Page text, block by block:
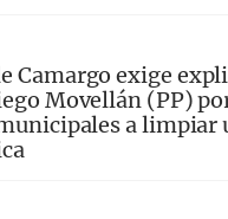
Camargo exige
Movellán (PP)
a limpiar